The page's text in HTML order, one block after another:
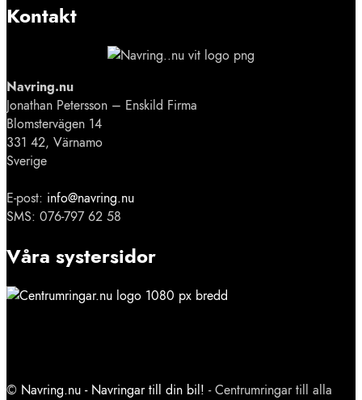
Kontakt
Navring.nu
Jonathan Petersson – Enskild Firma
Blomstervägen 14
331 42, Värnamo
Sverige
E-post: info@navring.nu
SMS: 076-797 62 58
Våra systersidor
© Navring.nu - Navringar till din bil! - Centrumringar till alla